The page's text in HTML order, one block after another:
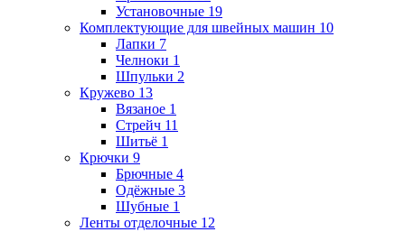
Установочные 19
Комплектующие для швейных машин 10
Лапки 7
Челноки 1
Шпульки 2
Кружево 13
Вязаное 1
Стрейч 11
Шитьё 1
Крючки 9
Брючные 4
Одёжные 3
Шубные 1
Ленты отделочные 12